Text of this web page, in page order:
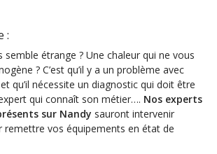
:
semble étrange ? Une chaleur qui ne vous
? C’est qu’il y a un problème avec
qu’il nécessite un diagnostic qui doit être
qui connaît son métier…. Nos experts
sur Nandy sauront intervenir
remettre vos équipements en état de